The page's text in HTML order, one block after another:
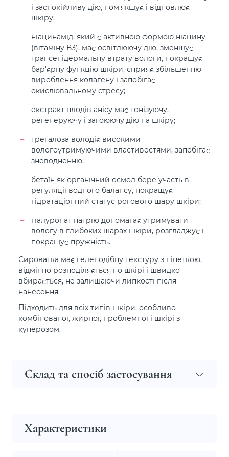
і заспокійливу дію, пом'якшує і відновлює
шкіру;
ніацинамід, який є активною формою ніацину
(вітаміну В3), має освітлюючу дію, зменшує
трансепідермальну втрату вологи, покращує
бар'єрну функцію шкіри, сприяє збільшенню
вироблення колагену і запобігає
окислювальному стресу;
екстракт плодів анісу має тонізуючу,
регенеруючу і загоюючу дію на шкіру;
трегалоза володіє високими
вологоутримуючими властивостями, запобігає
зневодненню;
бетаїн як органічний осмол бере участь в
регуляції водного балансу, покращує
гідратаціонний статус рогового шару шкіри;
гіалуронат натрію допомагає утримувати
вологу в глибоких шарах шкіри, розгладжує і
покращує пружність.
Сироватка має гелеподібну текстуру з піпеткою,
відмінно розподіляється по шкірі і швидко
вбирається, не залишаючи липкості після
нанесення.
Підходить для всіх типів шкіри, особливо
комбінованої, жирної, проблемної і шкірі з
куперозом.
Склад та спосіб застосування
Характеристики